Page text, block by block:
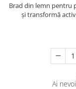
Brad din lemn pentru
și transformă
Ai